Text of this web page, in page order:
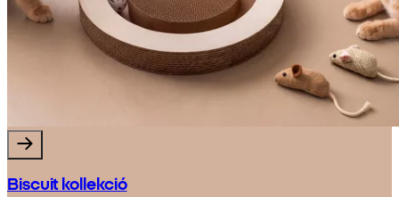
Biscuit kollekció